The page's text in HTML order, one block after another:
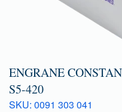
ENGRANE
S5-420
SKU: 0091 303 041